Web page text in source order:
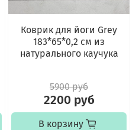
Коврик для йоги Grey
183*65*0,2 см из
натурального каучука
5900 руб
2200 руб
В корзину